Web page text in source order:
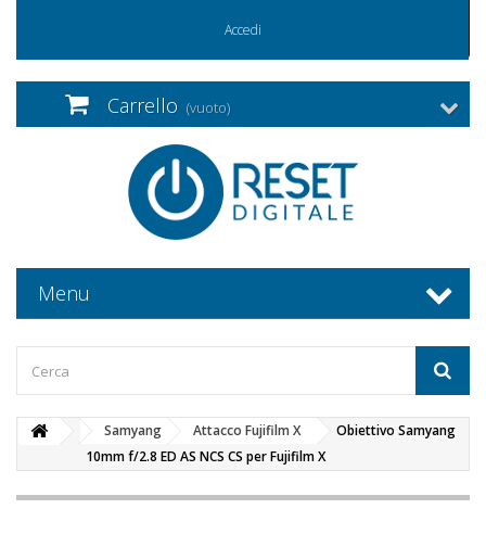
Accedi
Carrello (vuoto)
Menu
Samyang Attacco Fujifilm X
Obiettivo Samyang
10mm f/2.8 ED AS NCS CS per Fujifilm X